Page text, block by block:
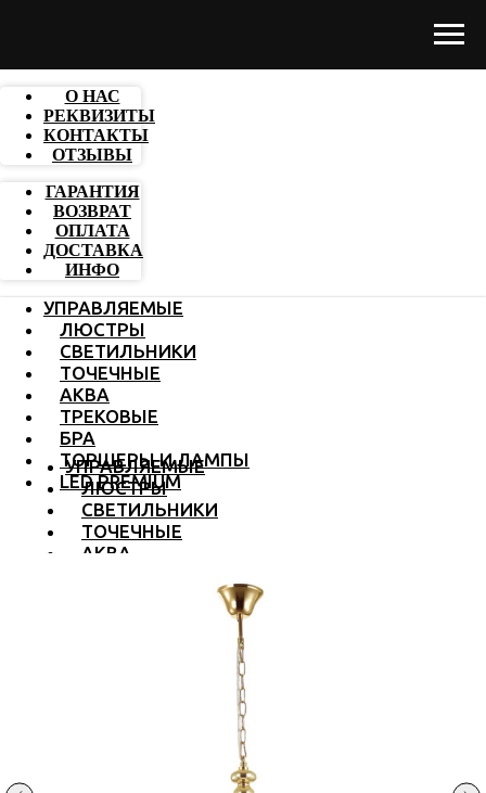
О НАС
РЕКВИЗИТЫ
КОНТАКТЫ
ОТЗЫВЫ
ГАРАНТИЯ
ВОЗВРАТ
ОПЛАТА
ДОСТАВКА
ИНФО
УПРАВЛЯЕМЫЕ
ЛЮСТРЫ
СВЕТИЛЬНИКИ
ТОЧЕЧНЫЕ
АКВА
ТРЕКОВЫЕ
БРА
ТОРШЕРЫ И ЛАМПЫ
LED PREMIUM
УПРАВЛЯЕМЫЕ
ЛЮСТРЫ
СВЕТИЛЬНИКИ
ТОЧЕЧНЫЕ
АКВА
ТОРШЕРЫ И ЛАМПЫ